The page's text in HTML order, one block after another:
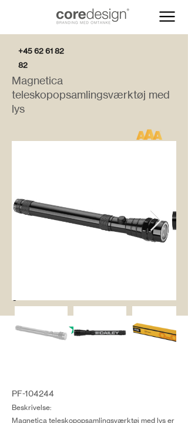
+45 62 61 82
82
Magnetica
teleskopopsamlingsværktøj med
lys
PF-104244
Beskrivelse:
Magnetica teleskopopsamlingsværktøj med lys er